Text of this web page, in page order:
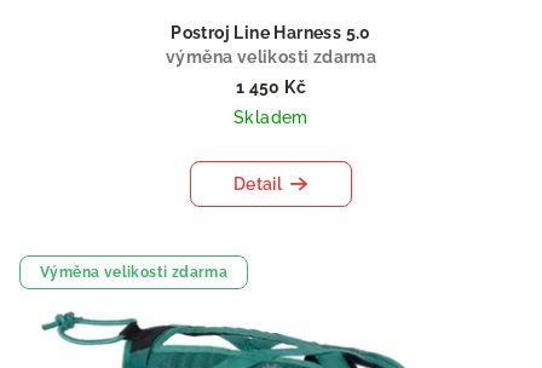
Postroj Line Harness 5.0
výměna velikosti zdarma
1 450 Kč
Skladem
Detail
Výměna velikosti zdarma